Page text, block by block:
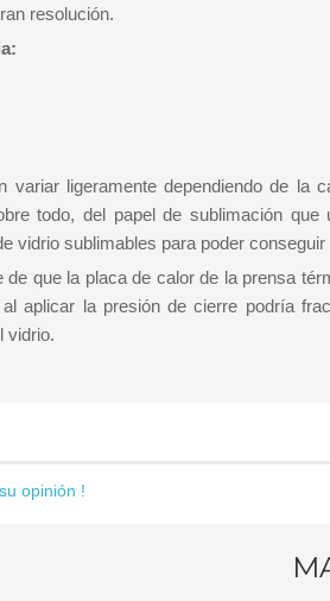
resolución.
variar ligeramente dependiendo de la
todo, del papel de sublimación
vidrio sublimables para poder
de que la placa de calor de la prensa
aplicar la presión de cierre podría
vidrio.
opinión !